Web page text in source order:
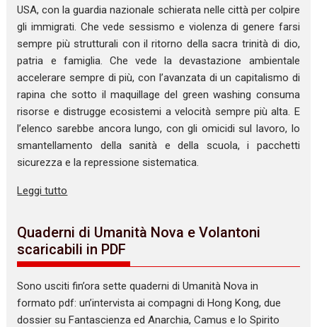
USA, con la guardia nazionale schierata nelle città per colpire
gli immigrati. Che vede sessismo e violenza di genere farsi
sempre più strutturali con il ritorno della sacra trinità di dio,
patria e famiglia. Che vede la devastazione ambientale
accelerare sempre di più, con l’avanzata di un capitalismo di
rapina che sotto il maquillage del green washing consuma
risorse e distrugge ecosistemi a velocità sempre più alta. E
l’elenco sarebbe ancora lungo, con gli omicidi sul lavoro, lo
smantellamento della sanità e della scuola, i pacchetti
sicurezza e la repressione sistematica.
Leggi tutto
Quaderni di Umanità Nova e Volantoni
scaricabili in PDF
Sono usciti fin’ora sette quaderni di Umanità Nova in
formato pdf: un’intervista ai compagni di Hong Kong, due
dossier su Fantascienza ed Anarchia, Camus e lo Spirito